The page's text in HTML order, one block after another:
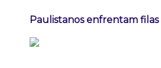
Paulistanos enfrentam